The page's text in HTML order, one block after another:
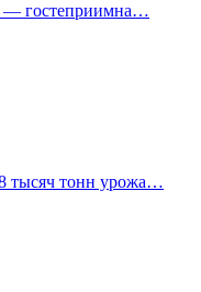
— гостеприимна…
тысяч тонн урожа…